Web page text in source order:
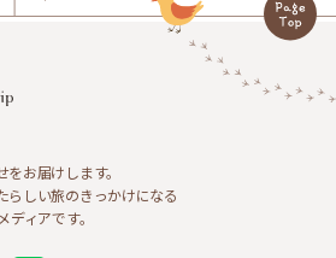
お届けします。
らしい旅のきっかけになる
ィアです。